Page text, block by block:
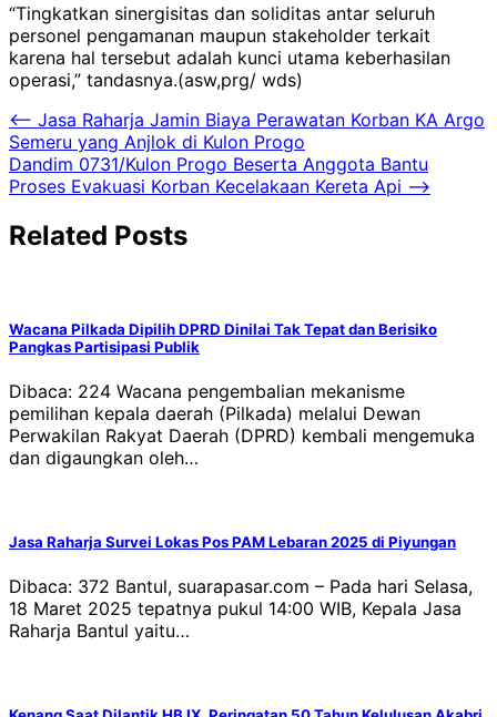
“Tingkatkan sinergisitas dan soliditas antar seluruh
personel pengamanan maupun stakeholder terkait
karena hal tersebut adalah kunci utama keberhasilan
operasi,” tandasnya.(asw,prg/ wds)
Navigasi
pos
⟵ Jasa Raharja Jamin Biaya Perawatan Korban KA Argo
Semeru yang Anjlok di Kulon Progo
Dandim 0731/Kulon Progo Beserta Anggota Bantu
Proses Evakuasi Korban Kecelakaan Kereta Api ⟶
Related Posts
Wacana Pilkada Dipilih DPRD Dinilai Tak Tepat dan Berisiko
Pangkas Partisipasi Publik
Dibaca: 224 Wacana pengembalian mekanisme
pemilihan kepala daerah (Pilkada) melalui Dewan
Perwakilan Rakyat Daerah (DPRD) kembali mengemuka
dan digaungkan oleh…
Jasa Raharja Survei Lokas Pos PAM Lebaran 2025 di Piyungan
Dibaca: 372 Bantul, suarapasar.com – Pada hari Selasa,
18 Maret 2025 tepatnya pukul 14:00 WIB, Kepala Jasa
Raharja Bantul yaitu…